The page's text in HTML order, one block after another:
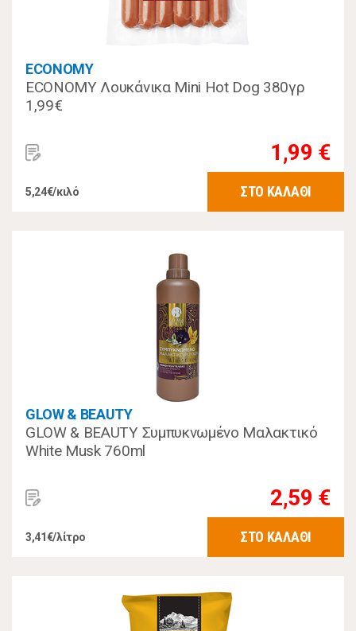
ECONOMY
ECONOMY Λουκάνικα Mini Hot Dog 380γρ
1,99€
1,99 €
5,24€/κιλό ΣΤΟ ΚΑΛΑΘΙ
GLOW & BEAUTY
GLOW & BEAUTY Συμπυκνωμένο Μαλακτικό
White Musk 760ml
2,59 €
3,41€/λίτρο ΣΤΟ ΚΑΛΑΘΙ